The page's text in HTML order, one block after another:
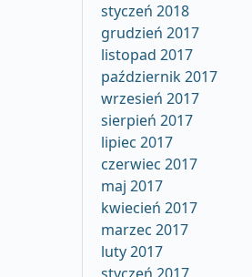
styczeń 2018
grudzień 2017
listopad 2017
październik 2017
wrzesień 2017
sierpień 2017
lipiec 2017
czerwiec 2017
maj 2017
kwiecień 2017
marzec 2017
luty 2017